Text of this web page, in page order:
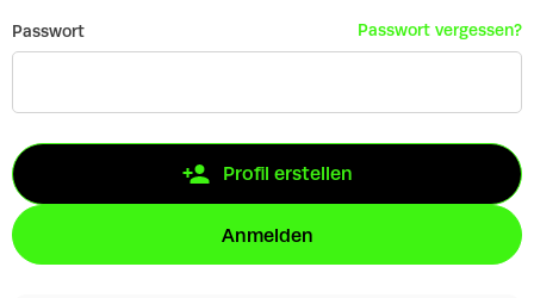
Passwort Passwort vergessen?
Profil erstellen
Anmelden